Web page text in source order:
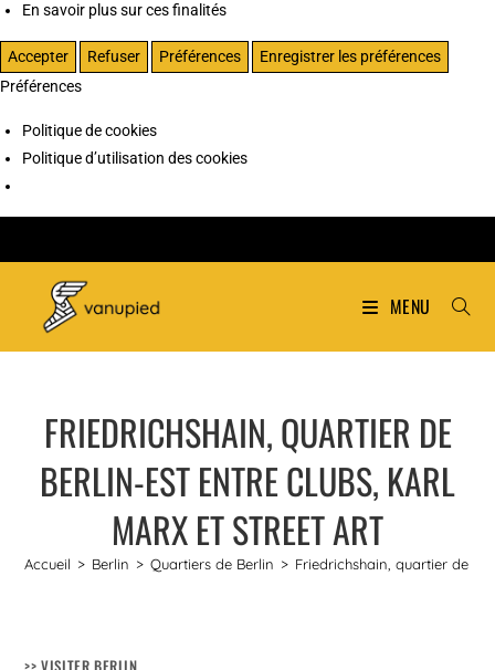
En savoir plus sur ces finalités
Accepter Refuser Préférences
Enregistrer les préférences
Préférences
Politique de cookies
Politique d’utilisation des cookies
MENU
FRIEDRICHSHAIN, QUARTIER DE
BERLIN-EST ENTRE CLUBS, KARL
MARX ET STREET ART
Accueil > Berlin > Quartiers de Berlin > Friedrichshain, quartier de
>> VISITER BERLIN